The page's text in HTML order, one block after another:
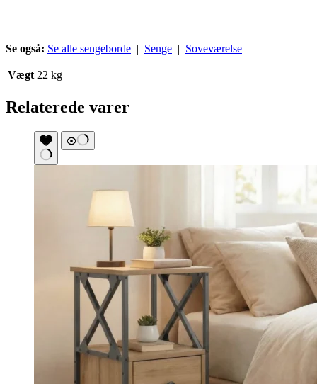
Se også: Se alle sengeborde Senge Soveværelse
Vægt 22 kg
Relaterede varer